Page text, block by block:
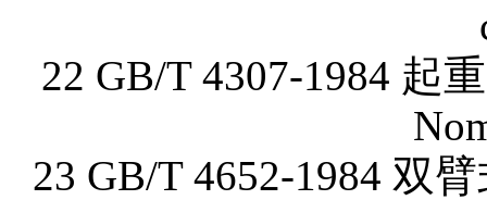
22 GB/T 4307-1984 起
23 GB/T 4652-1984 双